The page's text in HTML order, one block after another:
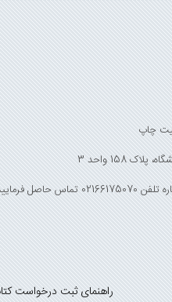
چاپ
158 واحد 3
فرمایید)
راهنمای ثبت درخواست